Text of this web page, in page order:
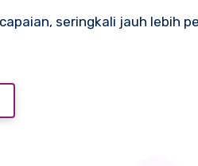
seringkali jauh lebih